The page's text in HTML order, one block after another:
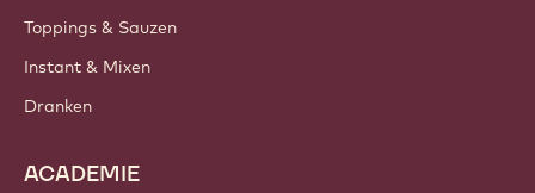
Toppings & Sauzen
Instant & Mixen
Dranken
ACADEMIE